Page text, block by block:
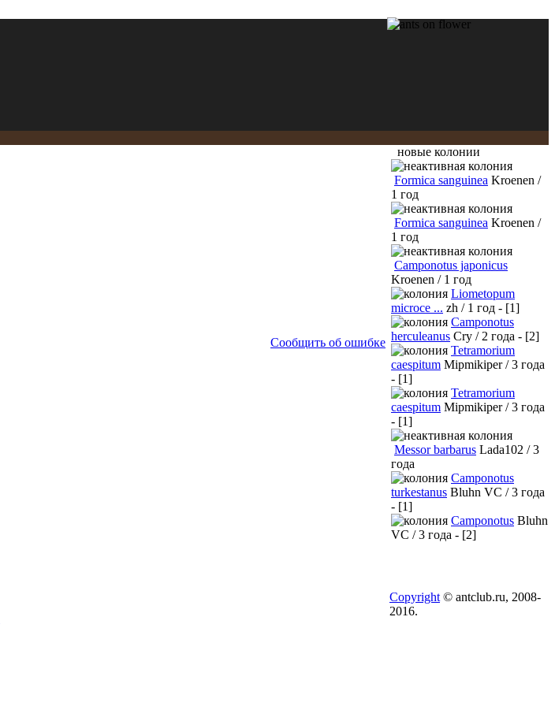
Сообщить об ошибке
новые колонии
Formica sanguinea Kroenen /
1 год
Formica sanguinea Kroenen /
1 год
Camponotus japonicus
Kroenen / 1 год
Liometopum
microce ... zh / 1 год - [1]
Camponotus
herculeanus Cry / 2 года - [2]
Tetramorium
caespitum Mipmikiper / 3 года
- [1]
Tetramorium
caespitum Mipmikiper / 3 года
- [1]
Messor barbarus Lada102 / 3
года
Camponotus
turkestanus Bluhn VC / 3 года
- [1]
Camponotus Bluhn
VC / 3 года - [2]
Copyright © antclub.ru, 2008-
2016.